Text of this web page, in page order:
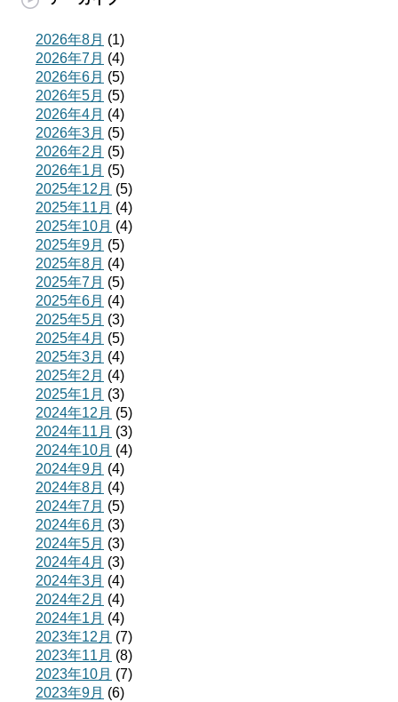
2026年8月 (1)
2026年7月 (4)
2026年6月 (5)
2026年5月 (5)
2026年4月 (4)
2026年3月 (5)
2026年2月 (5)
2026年1月 (5)
2025年12月 (5)
2025年11月 (4)
2025年10月 (4)
2025年9月 (5)
2025年8月 (4)
2025年7月 (5)
2025年6月 (4)
2025年5月 (3)
2025年4月 (5)
2025年3月 (4)
2025年2月 (4)
2025年1月 (3)
2024年12月 (5)
2024年11月 (3)
2024年10月 (4)
2024年9月 (4)
2024年8月 (4)
2024年7月 (5)
2024年6月 (3)
2024年5月 (3)
2024年4月 (3)
2024年3月 (4)
2024年2月 (4)
2024年1月 (4)
2023年12月 (7)
2023年11月 (8)
2023年10月 (7)
2023年9月 (6)